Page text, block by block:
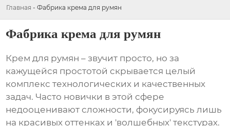
Главная - Фабрика крема для румян
Фабрика крема для румян
Крем для румян – звучит просто, но за
кажущейся простотой скрывается целый
комплекс технологических и качественных
задач. Часто новички в этой сфере
недооценивают сложности, фокусируясь лишь
на красивых оттенках и 'волшебных' текстурах.